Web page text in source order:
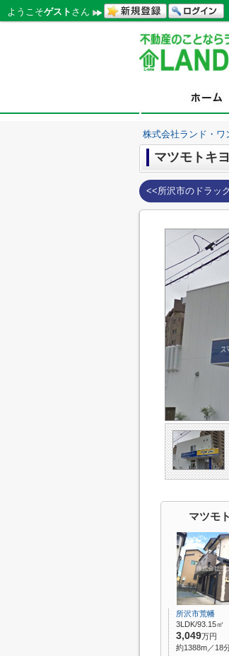
ようこそゲスト さん
株式会社ランド・ワ
マツモトキ
<<所沢市のドラッ
マツモ
所沢市荒幡
3LDK/93.15㎡
3,049万円
約1388m／18